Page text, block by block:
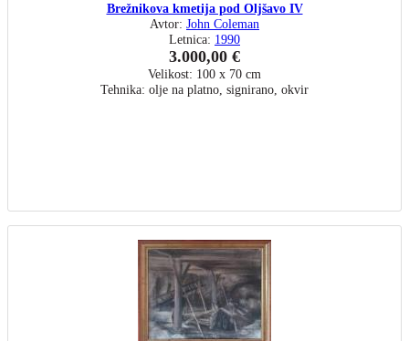
Brežnikova kmetija pod Oljšavo IV
Avtor: John Coleman
Letnica: 1990
3.000,00 €
Velikost: 100 x 70 cm
Tehnika: olje na platno, signirano, okvir